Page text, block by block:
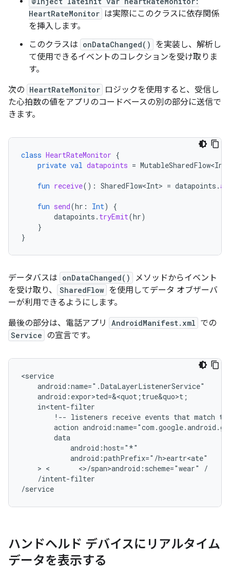
HeartRateMonitor は実際にこのクラスに依存関係
を挿入します。
このクラスは onDataChanged()
を実装し、解析し
て使用できるイベントのコレクションを受け取りま
す。
次の HeartRateMonitor ロジックを使用すると、受信し
た心拍数の値をアプリのコードベースの別の部分に送信で
きます。
class HeartRateMonitor {
private val datapoints =
fun receive(): SharedFlow<Int> = datapoints .
fun send(hr : Int)
{
datapoints . tryEmit(hr)
}
}
データバスは onDataChanged()
メソッドからイベント
を受け取り、
SharedFlow を使用してデータ オブザーバ
ーが利用できるようにします。
最後の部分は、電話アプリ
AndroidManifest.xml での
Service の宣言です。
!-- listeners receive events that match
action
    > <       <>/span>an
droid:scheme="wear"
/intent-filter
ハンドヘルド デバイスにリアルタイム
データを表示する